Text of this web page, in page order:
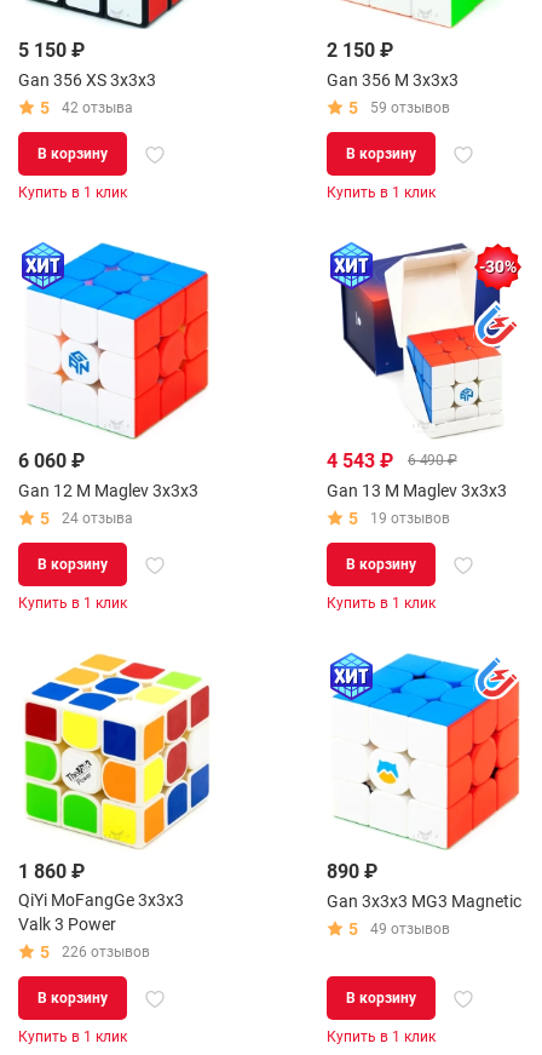
5 150 ₽
Gan 356 XS 3x3x3
5
42 отзыва
В корзину
Купить в 1 клик
2 150 ₽
Gan 356 M 3x3x3
5
59 отзывов
В корзину
Купить в 1 клик
6 060 ₽
Gan 12 M Maglev 3x3x3
5
24 отзыва
В корзину
Купить в 1 клик
-30%
4 543 ₽ 6 490 ₽
Gan 13 M Maglev 3x3x3
5
19 отзывов
В корзину
Купить в 1 клик
1 860 ₽
QiYi MoFangGe 3x3x3
Valk 3 Power
5
226 отзывов
В корзину
Купить в 1 клик
890 ₽
Gan 3x3x3 MG3 Magnetic
5
49 отзывов
В корзину
Купить в 1 клик